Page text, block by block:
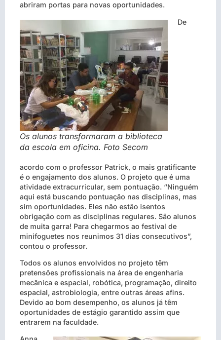
abriram portas para novas oportunidades.
Os alunos transformaram a biblioteca
da escola em oficina. Foto Secom
De
acordo com o professor Patrick, o mais gratificante
é o engajamento dos alunos. O projeto que é uma
atividade extracurricular, sem pontuação. “Ninguém
aqui está buscando pontuação nas disciplinas, mas
sim oportunidades. Eles não estão isentos
obrigação com as disciplinas regulares. São alunos
de muita garra! Para chegarmos ao festival de
minifoguetes nos reunimos 31 dias consecutivos”,
contou o professor.
Todos os alunos envolvidos no projeto têm
pretensões profissionais na área de engenharia
mecânica e espacial, robótica, programação, direito
espacial, astrobiologia, entre outras áreas afins.
Devido ao bom desempenho, os alunos já têm
oportunidades de estágio garantido assim que
entrarem na faculdade.